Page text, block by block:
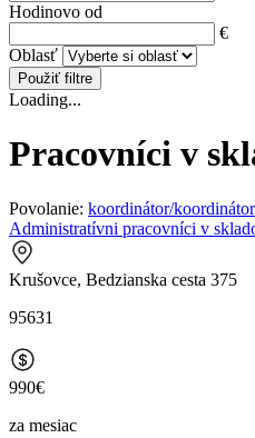
Hodinovo od
€
Oblasť
Použiť filtre
Loading...
Pracovníci v
Povolanie: koordinátor/
Administratívni pracovníci v
Krušovce, Bedzianska cesta 375
95631
990€
za mesiac